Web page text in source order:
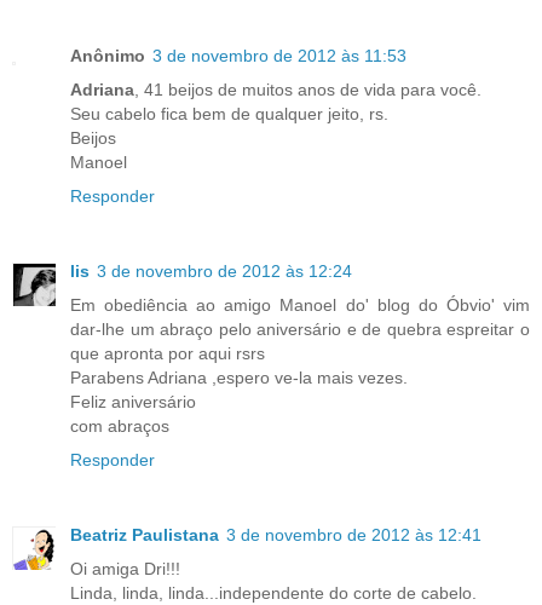
Anônimo 3 de novembro de 2012 às 11:53
Adriana, 41 beijos de muitos anos de vida para você.
Seu cabelo fica bem de qualquer jeito, rs.
Beijos
Manoel
Responder
lis 3 de novembro de 2012 às 12:24
Em obediência ao amigo Manoel do' blog do Óbvio' vim
dar-lhe um abraço pelo aniversário e de quebra espreitar o
que apronta por aqui rsrs
Parabens Adriana ,espero ve-la mais vezes.
Feliz aniversário
com abraços
Responder
Beatriz Paulistana 3 de novembro de 2012 às 12:41
Oi amiga Dri!!!
Linda, linda, linda...independente do corte de cabelo.